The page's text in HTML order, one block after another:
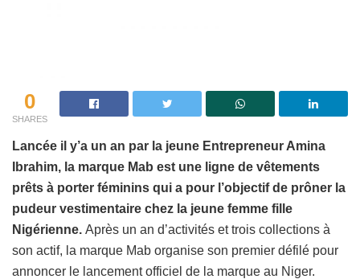
0
SHARES
Lancée il y’a un an par la jeune Entrepreneur Amina
Ibrahim, la marque Mab est une ligne de vêtements
prêts à porter féminins qui a pour l’objectif de prôner la
pudeur vestimentaire chez la jeune femme fille
Nigérienne. Après un an d’activités et trois collections à
son actif, la marque Mab organise son premier défilé pour
annoncer le lancement officiel de la marque au Niger.